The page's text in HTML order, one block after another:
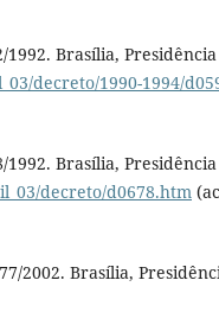
1992. Brasília,
decreto/1990-1994/
1992. Brasília,
decreto/d0678.htm
2002. Brasília,